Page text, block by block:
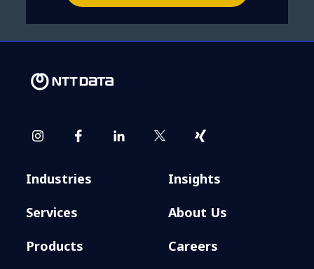
Industries
Services
Products
Insights
About Us
Careers